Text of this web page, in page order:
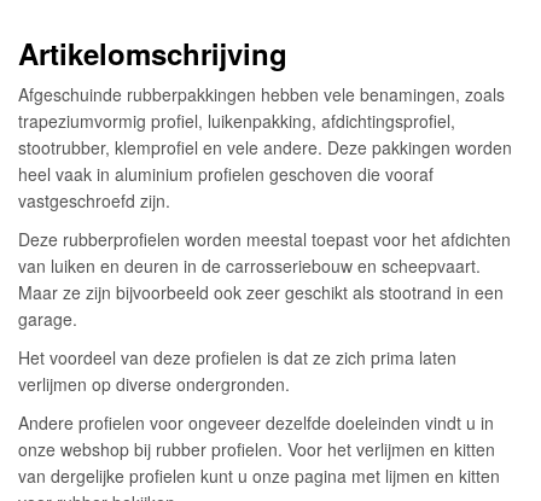
Artikelomschrijving
Afgeschuinde rubberpakkingen hebben vele benamingen, zoals
trapeziumvormig profiel, luikenpakking, afdichtingsprofiel,
stootrubber, klemprofiel en vele andere. Deze pakkingen worden
heel vaak in aluminium profielen geschoven die vooraf
vastgeschroefd zijn.
Deze rubberprofielen worden meestal toepast voor het afdichten
van luiken en deuren in de carrosseriebouw en scheepvaart.
Maar ze zijn bijvoorbeeld ook zeer geschikt als stootrand in een
garage.
Het voordeel van deze profielen is dat ze zich prima laten
verlijmen op diverse ondergronden.
Andere profielen voor ongeveer dezelfde doeleinden vindt u in
onze webshop bij rubber profielen. Voor het verlijmen en kitten
van dergelijke profielen kunt u onze pagina met lijmen en kitten